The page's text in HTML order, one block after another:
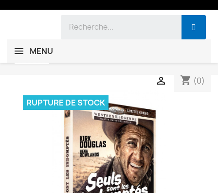
 shopping_cart (0)
MENU
RUPTURE DE STOCK